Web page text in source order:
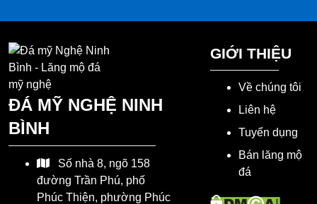
ĐÁ MỸ NGHỆ NINH
BÌNH
Số nhà 8, ngõ 158
đường Trần Phú, phố
Phúc Thiện, phường Phúc
GIỚI THIỆU
Về chúng tôi
Liên hệ
Tuyển dụng
Bán lăng mộ
đá